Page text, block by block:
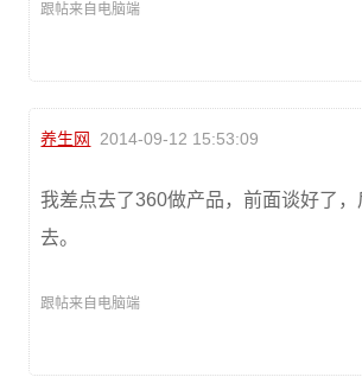
跟帖来自电脑端
养生网 2014-09-12 15:53:09
我差点去了360做产品，前面谈好了，
去。
跟帖来自电脑端